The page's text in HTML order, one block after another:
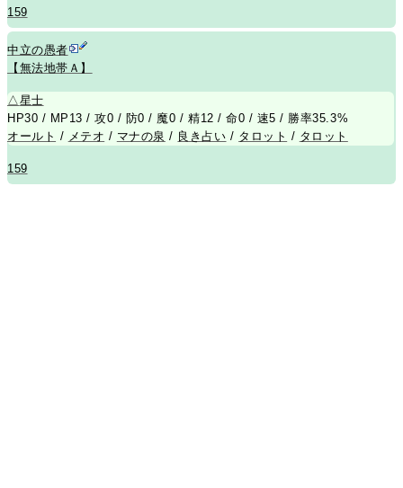
159
中立の愚者
【無法地帯Ａ】
△星士
HP30 / MP13 / 攻0 / 防0 / 魔0 / 精12 / 命0 / 速5 / 勝率35.3%
オールト / メテオ / マナの泉 / 良き占い / タロット / タロット
159